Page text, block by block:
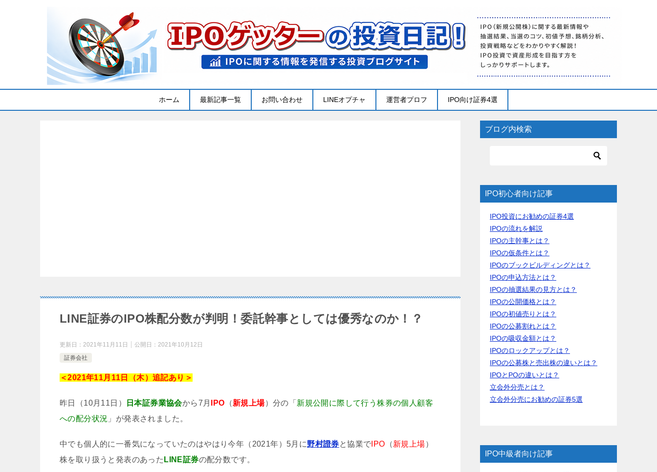
ホーム 最新記事一覧 お問い合わせ LINEオプチャ 運営者プロフ IPO向け証券4選
LINE証券のIPO株配分数が判明！委託幹事としては優秀なのか！？
更新日： 2021年11月11日 公開日： 2021年10月12日
証券会社
＜2021年11月11日（木）追記あり＞
昨日（10月11日） 日本証券業協会から7月 IPO （新規上場）分の「 新規公開に際して行う株券の個人顧客
への配分状況 」が発表されました。
中でも個人的に一番気になっていたのはやはり今年（2021年）5月に野村證券と協業で IPO （新規上場）
株を取り扱うと発表のあった LINE証券の配分数です。
ブログ内検索
IPO初心者向け記事
IPO投資にお勧めの証券4選
IPOの流れを解説
IPOの主幹事とは？
IPOの仮条件とは？
IPOのブックビルディングとは？
IPOの申込方法とは？
IPOの抽選結果の見方とは？
IPOの公開価格とは？
IPOの初値売りとは？
IPOの公募割れとは？
IPOの吸収金額とは？
IPOのロックアップとは？
IPOの公募株と売出株の違いとは？
IPOとPOの違いとは？
立会外分売とは？
立会外分売にお勧めの証券5選
IPO中級者向け記事